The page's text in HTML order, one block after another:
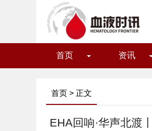
首页 资讯
首页 > 正文
EHA回响·华声北渡